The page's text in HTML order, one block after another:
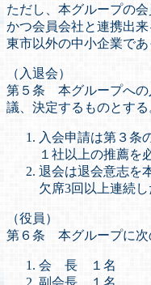
ただし、本グループの
かつ会員会社と連携出
東市以外の中小企業で
（入退会）
第５条 本グループへの
議、決定するものとする
入会申請は第３条
１社以上の推薦を
退会は退会意志を
欠席3回以上連続し
（役員）
第６条 本グループに次
会 長 １名
副会長 １名